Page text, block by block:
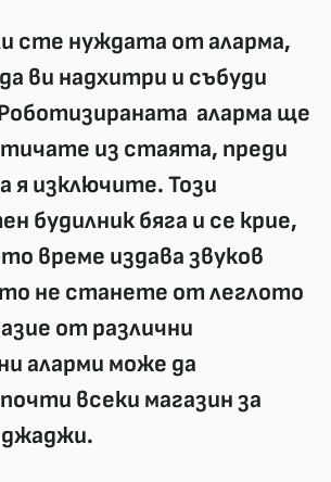
сте нуждата от аларма,
ви надхитри и събуди
аларма ще
тичате из стаята, преди
я изключите. Този
будилник бяга и се крие,
време издава звуков
не станете от леглото
от различни
аларми може да
всеки магазин за
.